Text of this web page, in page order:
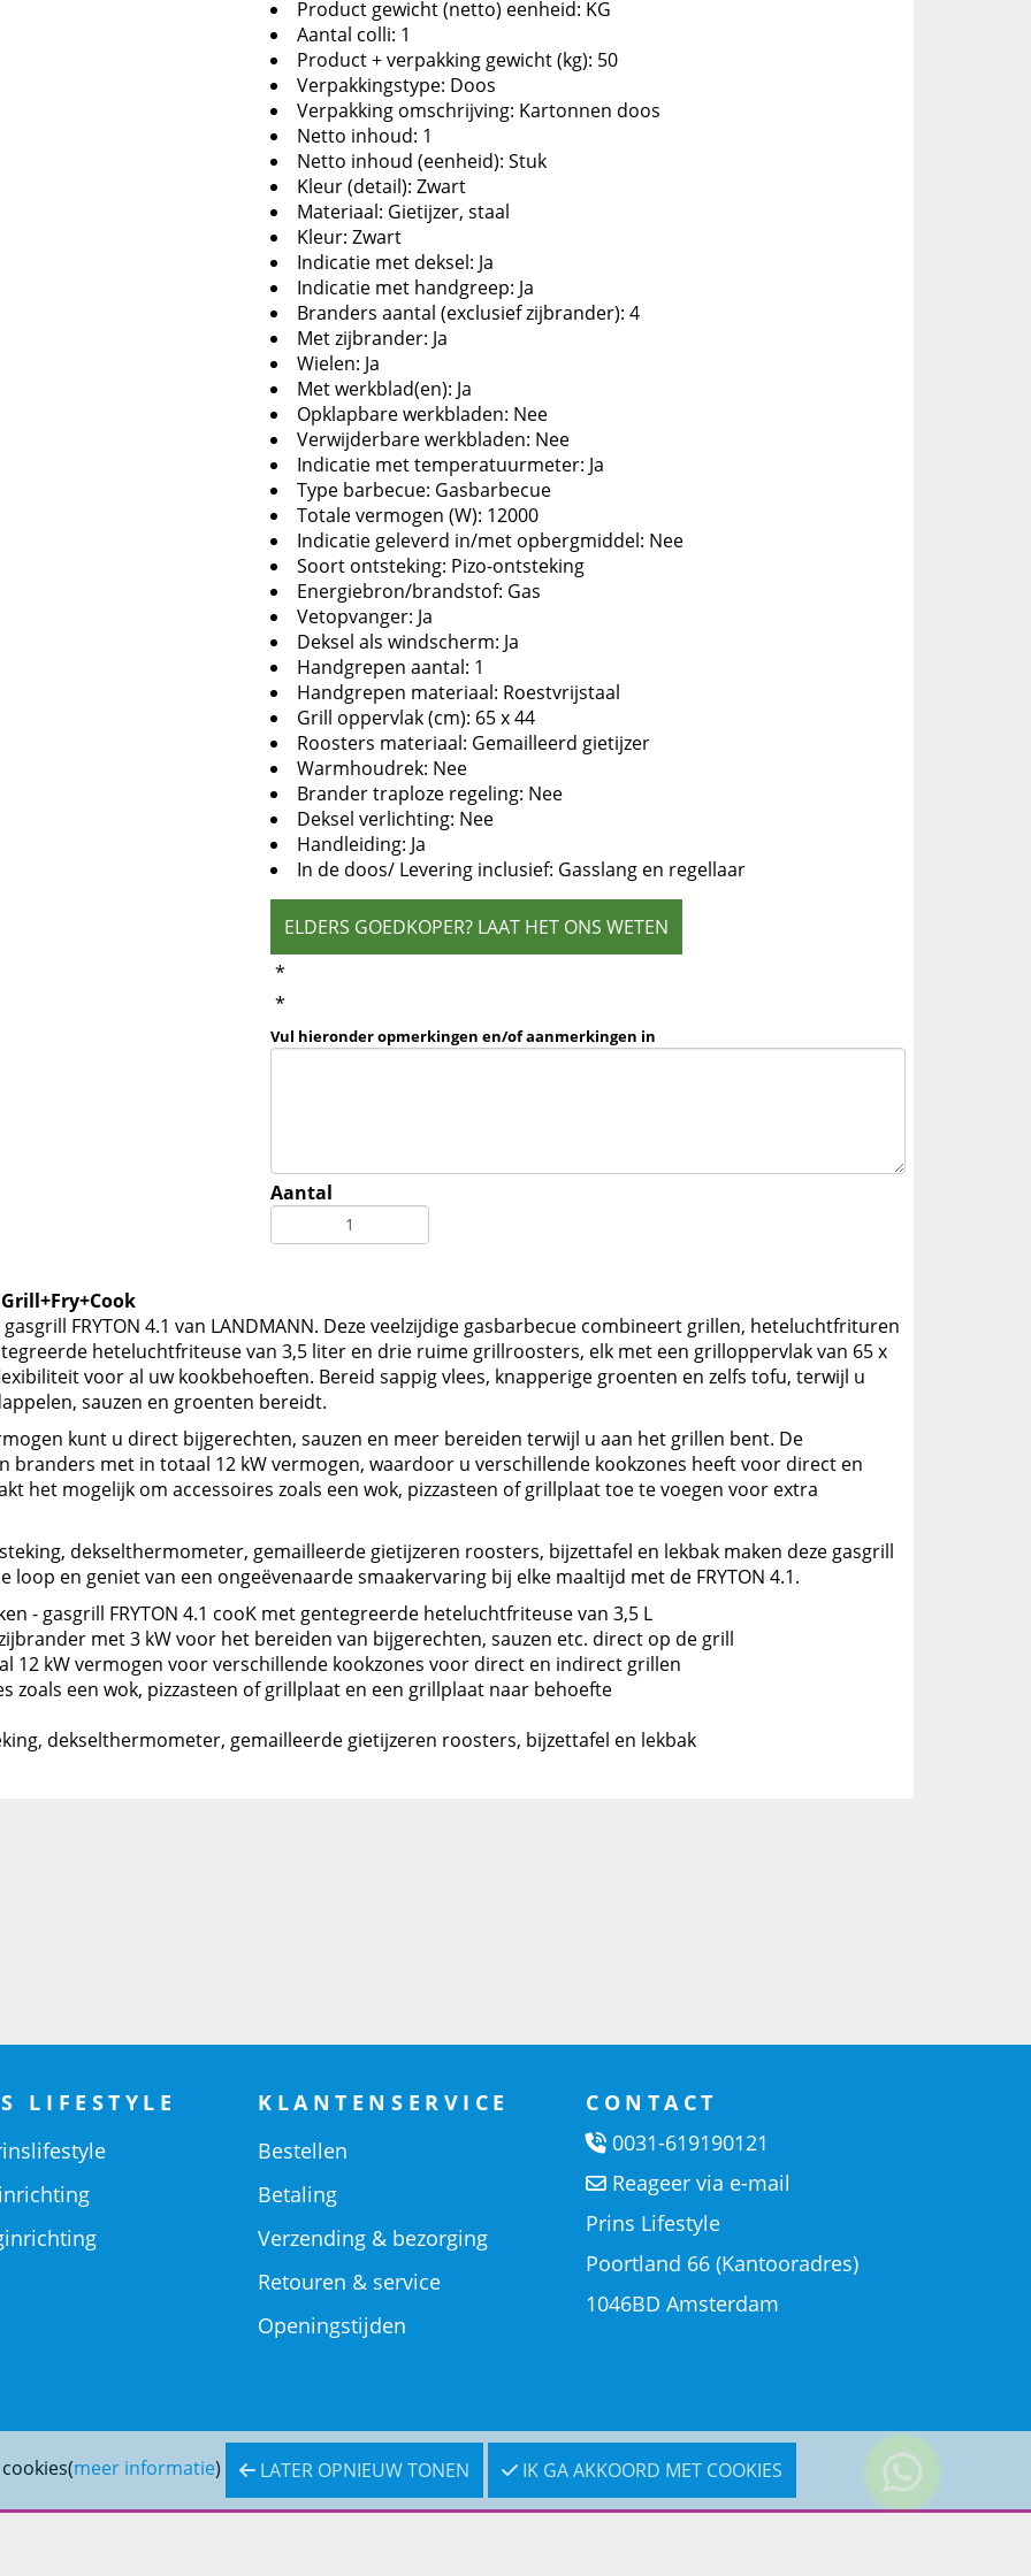
Product gewicht (netto) eenheid: KG
Aantal colli: 1
Product + verpakking gewicht (kg): 50
Verpakkingstype: Doos
Verpakking omschrijving: Kartonnen doos
Netto inhoud: 1
Netto inhoud (eenheid): Stuk
Kleur (detail): Zwart
Materiaal: Gietijzer, staal
Kleur: Zwart
Indicatie met deksel: Ja
Indicatie met handgreep: Ja
Branders aantal (exclusief zijbrander): 4
Met zijbrander: Ja
Wielen: Ja
Met werkblad(en): Ja
Opklapbare werkbladen: Nee
Verwijderbare werkbladen: Nee
Indicatie met temperatuurmeter: Ja
Type barbecue: Gasbarbecue
Totale vermogen (W): 12000
Indicatie geleverd in/met opbergmiddel: Nee
Soort ontsteking: Pizo-ontsteking
Energiebron/brandstof: Gas
Vetopvanger: Ja
Deksel als windscherm: Ja
Handgrepen aantal: 1
Handgrepen materiaal: Roestvrijstaal
Grill oppervlak (cm): 65 x 44
Roosters materiaal: Gemailleerd gietijzer
Warmhoudrek: Nee
Brander traploze regeling: Nee
Deksel verlichting: Nee
Handleiding: Ja
In de doos/ Levering inclusief: Gasslang en regellaar
ELDERS GOEDKOPER? LAAT HET ONS WETEN
*
*
Vul hieronder opmerkingen en/of aanmerkingen in
Aantal
FRYTON 4.1 van LANDMANN. Deze veelzijdige gasbarbecue combineert grillen, heteluchtfrituren
heteluchtfriteuse van 3,5 liter en drie ruime grillroosters, elk met een grilloppervlak van 65 x
voor al uw kookbehoeften. Bereid sappig vlees, knapperige groenten en zelfs tofu, terwijl u
sauzen en groenten bereidt.
kunt u direct bijgerechten, sauzen en meer bereiden terwijl u aan het grillen bent. De
branders met in totaal 12 kW vermogen, waardoor u verschillende kookzones heeft voor direct en
het mogelijk om accessoires zoals een wok, pizzasteen of grillplaat toe te voegen voor extra
dekselthermometer, gemailleerde gietijzeren roosters, bijzettafel en lekbak maken deze gasgrill
en geniet van een ongeëvenaarde smaakervaring bij elke maaltijd met de FRYTON 4.1.
- gasgrill FRYTON 4.1 cooK met gentegreerde heteluchtfriteuse van 3,5 L
met 3 kW voor het bereiden van bijgerechten, sauzen etc. direct op de grill
12 kW vermogen voor verschillende kookzones voor direct en indirect grillen
zoals een wok, pizzasteen of grillplaat en een grillplaat naar behoefte
dekselthermometer, gemailleerde gietijzeren roosters, bijzettafel en lekbak
meer informatie) LATER OPNIEUW TONEN IK GA AKKOORD MET COOKIES
LIFESTYLE KLANTENSERVICE
Bestellen
Betaling
Verzending & bezorging
Retouren & service
Openingstijden
CONTACT
0031-619190121
Reageer via e-mail
Prins Lifestyle
Poortland 66 (Kantooradres)
1046BD Amsterdam